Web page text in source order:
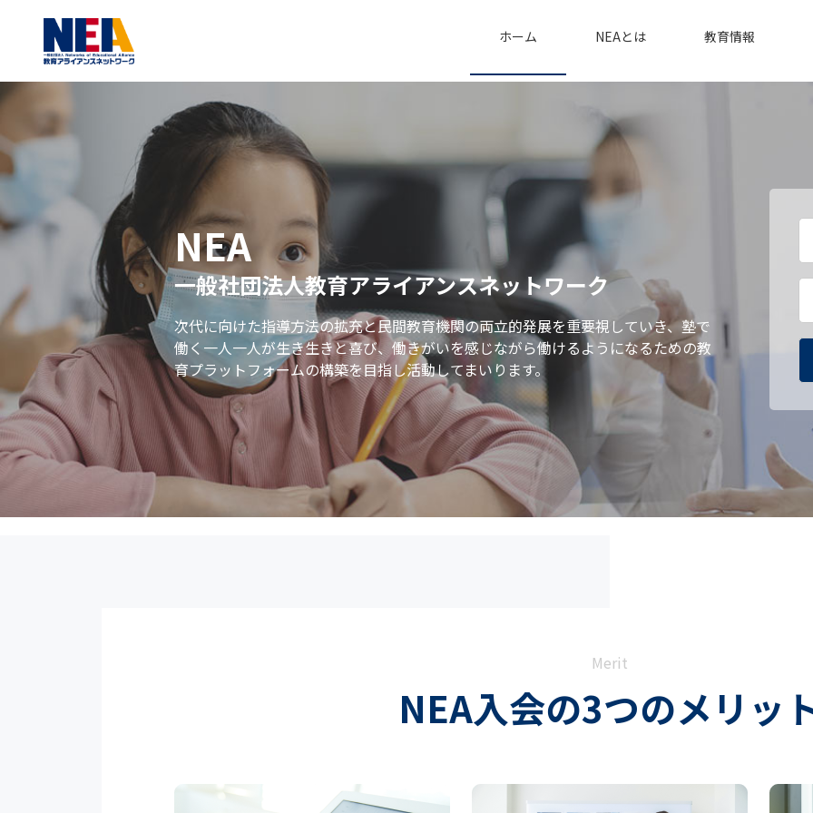
ホーム NEAとは 教育情報
NEA
一般社団法人教育アライアンスネットワーク
次代に向けた指導方法の拡充と民間教育機関の両立的発展を重要視していき、塾で
働く一人一人が生き生きと喜び、働きがいを感じながら働けるようになるための教
育プラットフォームの構築を目指し活動してまいります。
Merit
NEA入会の3つのメリッ